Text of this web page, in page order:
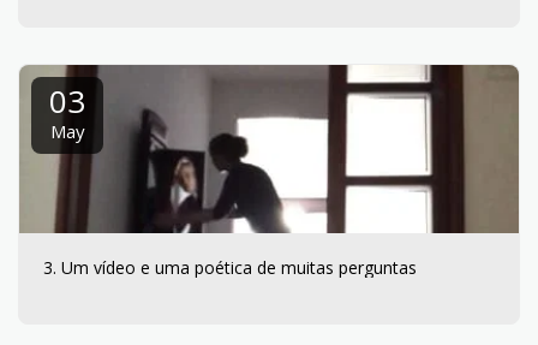
03
May
3. Um vídeo e uma poética de muitas perguntas